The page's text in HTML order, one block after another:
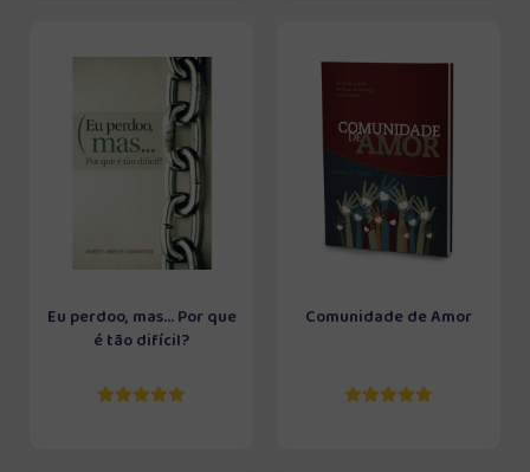
Eu perdoo, mas... Por que
é tão difícil?
Comunidade de Amor